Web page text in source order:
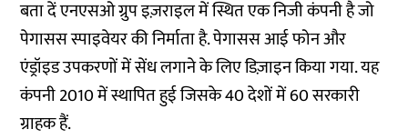
बता दें एनएसओ ग्रुप इज़राइल में स्थित एक निजी कंपनी है जो
पेगासस स्पाइवेयर की निर्माता है. पेगासस आई फोन और
एंड्रॉइड उपकरणों में सेंध लगाने के लिए डिज़ाइन किया गया. यह
कंपनी 2010 में स्थापित हुई जिसके 40 देशों में 60 सरकारी
ग्राहक हैं.